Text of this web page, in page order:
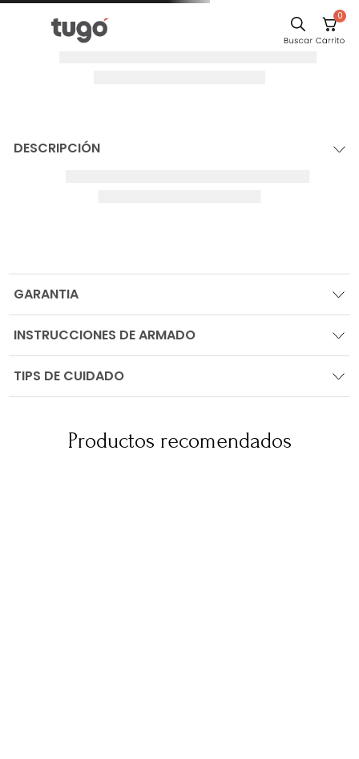
0
DESCRIPCIÓN
GARANTIA
INSTRUCCIONES DE ARMADO
TIPS DE CUIDADO
Productos recomendados